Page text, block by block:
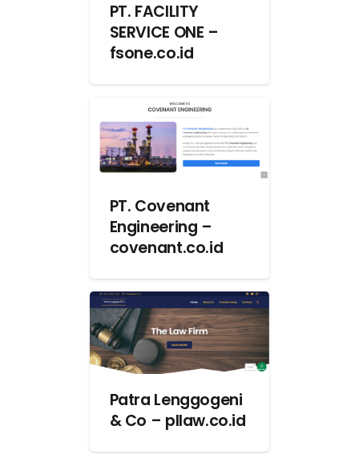
PT. FACILITY
SERVICE ONE –
fsone.co.id
PT. Covenant
Engineering –
covenant.co.id
Patra Lenggogeni
& Co – pllaw.co.id